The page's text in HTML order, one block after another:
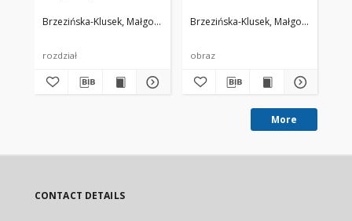
Brzezińska-Klusek, Małgorzata
Mirończuk, Anna Drachal, Jacek
rozdział
Brzezińska-Klusek, Małgorzata
obraz
More
CONTACT DETAILS